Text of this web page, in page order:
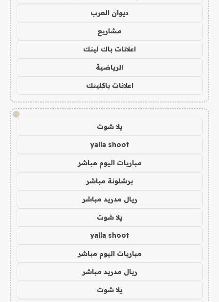
ديوان العرب
مشاريع
اعلانات باك لينك
الرياضية
اعلانات باكلينك
!
يلا شوت
yalla shoot
مباريات اليوم مباشر
برشلونة مباشر
ريال مدريد مباشر
يلا شوت
yalla shoot
مباريات اليوم مباشر
ريال مدريد مباشر
يلا شوت